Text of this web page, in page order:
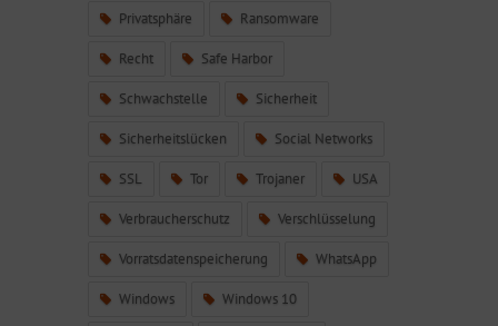
Privatsphäre Ransomware
Recht Safe Harbor
Schwachstelle Sicherheit
Sicherheitslücken Social Networks
SSL Tor Trojaner USA
Verbraucherschutz Verschlüsselung
Vorratsdatenspeicherung WhatsApp
Windows Windows 10